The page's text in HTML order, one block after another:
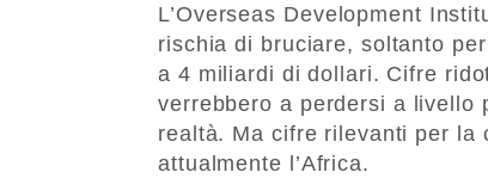
L’Overseas Development
rischia di bruciare, soltanto
a 4 miliardi di dollari. Cifre
verrebbero a perdersi a livello
realtà. Ma cifre rilevanti per la
attualmente l’Africa.